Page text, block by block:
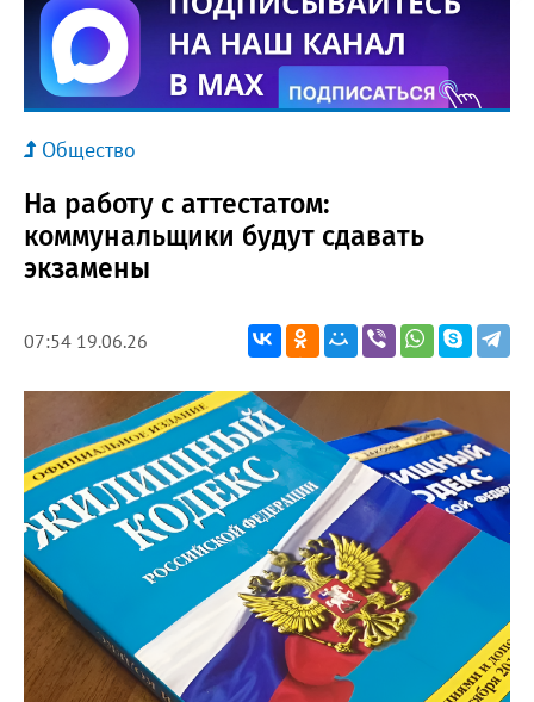
Общество
На работу с аттестатом:
коммунальщики будут сдавать
экзамены
07:54 19.06.26